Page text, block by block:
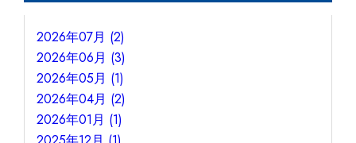
2026年07月 (2)
2026年06月 (3)
2026年05月 (1)
2026年04月 (2)
2026年01月 (1)